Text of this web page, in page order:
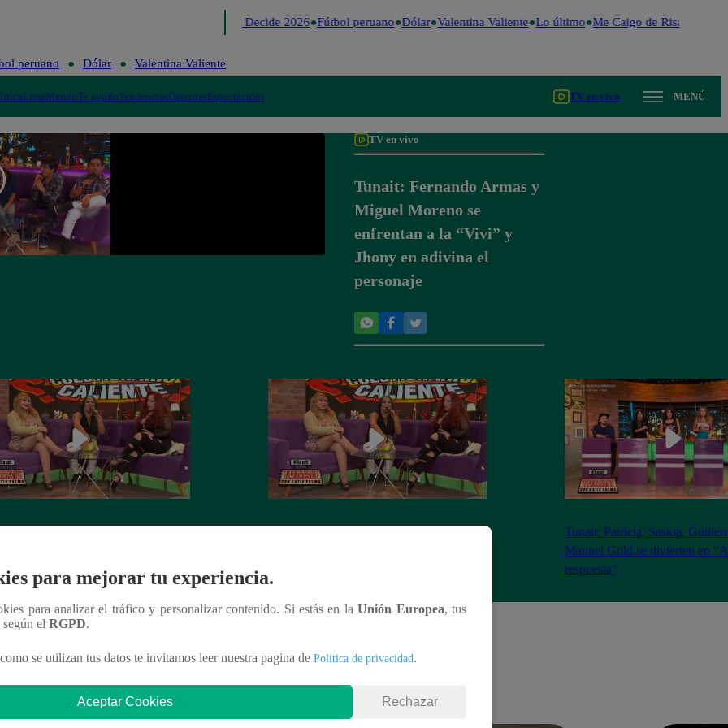
Perú Decide 2026 Fútbol peruano Dólar Valentina Valiente Lo último Me Caigo de Risa
peruano Dólar Valentina Valiente
LimaMundoTe ayudoTendenciasDeportesEspectáculos TV en vivo MENÚ
TV en vivo
Tunait: Fernando Armas y
Miguel Moreno se
enfrentan a la “Vivi” y
Jhony en adivina el
personaje
caliente’
Tunait: Patricia, Saskia,
Manuel Gold se divierten en
respuesta”
para mejorar tu experiencia.
para analizar el tráfico y personalizar contenido. Si estás en laUnión Europea, tus
según el RGPD.
se utilizan tus datos te invitamos leer nuestra pagina de Política de privacidad.
Aceptar Cookies Rechazar